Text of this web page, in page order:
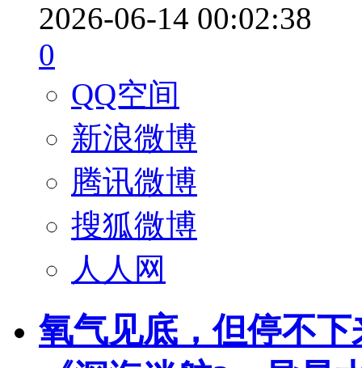
2026-06-14 00:02:38
0
QQ空间
新浪微博
腾讯微博
搜狐微博
人人网
氧气见底，但停不